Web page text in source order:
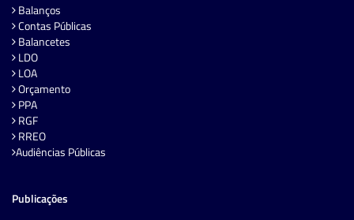
Balanços
Contas Públicas
Balancetes
LDO
LOA
Orçamento
PPA
RGF
RREO
Audiências Públicas
Publicações